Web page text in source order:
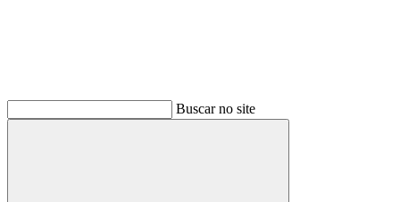
Buscar no site